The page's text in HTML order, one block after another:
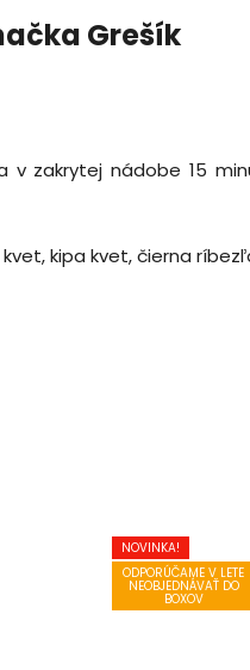
Grešík
v zakrytej nádobe 15
kipa kvet, čierna
NOVINKA!
ODPORÚČAME V LETE
NEOBJEDNÁVAŤ DO
BOXOV